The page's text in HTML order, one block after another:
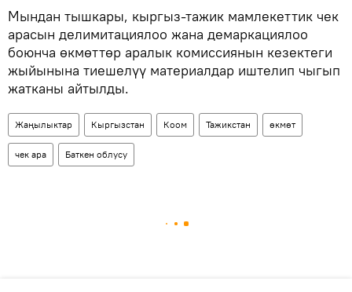
Мындан тышкары, кыргыз-тажик мамлекеттик чек
арасын делимитациялоо жана демаркациялоо
боюнча өкмөттөр аралык комиссиянын кезектеги
жыйынына тиешелүү материалдар иштелип чыгып
жатканы айтылды.
Жаңылыктар Кыргызстан Коом Тажикстан өкмөт
чек ара Баткен облусу